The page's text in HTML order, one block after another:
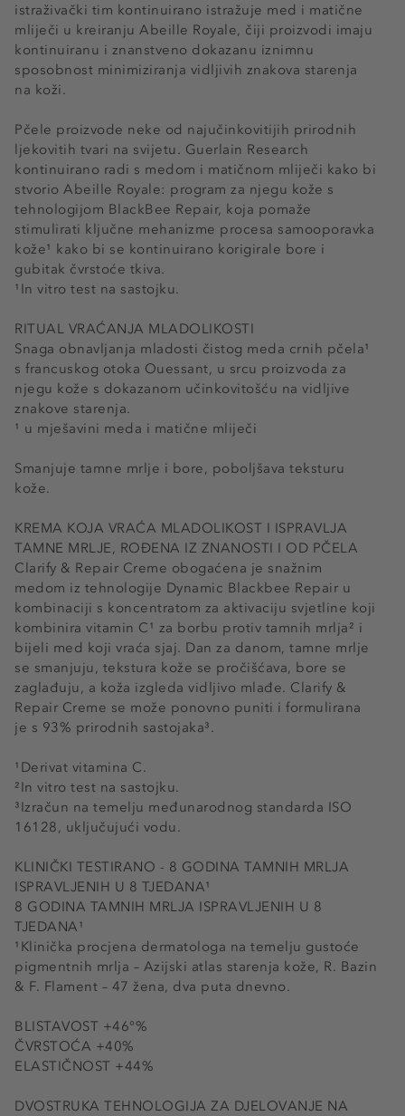
istraživački tim kontinuirano istražuje med i matične
mliječi u kreiranju Abeille Royale, čiji proizvodi imaju
kontinuiranu i znanstveno dokazanu iznimnu
sposobnost minimiziranja vidljivih znakova starenja
na koži.
Pčele proizvode neke od najučinkovitijih prirodnih
ljekovitih tvari na svijetu. Guerlain Research
kontinuirano radi s medom i matičnom mliječi kako bi
stvorio Abeille Royale: program za njegu kože s
tehnologijom BlackBee Repair, koja pomaže
stimulirati ključne mehanizme procesa samooporavka
kože¹ kako bi se kontinuirano korigirale bore i
gubitak čvrstoće tkiva.
¹In vitro test na sastojku.
RITUAL VRAĆANJA MLADOLIKOSTI
Snaga obnavljanja mladosti čistog meda crnih pčela¹
s francuskog otoka Ouessant, u srcu proizvoda za
njegu kože s dokazanom učinkovitošću na vidljive
znakove starenja.
¹ u mješavini meda i matične mliječi
Smanjuje tamne mrlje i bore, poboljšava teksturu
kože.
KREMA KOJA VRAĆA MLADOLIKOST I ISPRAVLJA
TAMNE MRLJE, ROĐENA IZ ZNANOSTI I OD PČELA
Clarify & Repair Creme obogaćena je snažnim
medom iz tehnologije Dynamic Blackbee Repair u
kombinaciji s koncentratom za aktivaciju svjetline koji
kombinira vitamin C¹ za borbu protiv tamnih mrlja² i
bijeli med koji vraća sjaj. Dan za danom, tamne mrlje
se smanjuju, tekstura kože se pročišćava, bore se
zaglađuju, a koža izgleda vidljivo mlađe. Clarify &
Repair Creme se može ponovno puniti i formulirana
je s 93% prirodnih sastojaka³.
¹Derivat vitamina C.
²In vitro test na sastojku.
³Izračun na temelju međunarodnog standarda ISO
16128, uključujući vodu.
KLINIČKI TESTIRANO - 8 GODINA TAMNIH MRLJA
ISPRAVLJENIH U 8 TJEDANA¹
8 GODINA TAMNIH MRLJA ISPRAVLJENIH U 8
TJEDANA¹
¹Klinička procjena dermatologa na temelju gustoće
pigmentnih mrlja – Azijski atlas starenja kože, R. Bazin
& F. Flament – 47 žena, dva puta dnevno.
BLISTAVOST +46°%
ČVRSTOĆA +40%
ELASTIČNOST +44%
DVOSTRUKA TEHNOLOGIJA ZA DJELOVANJE NA